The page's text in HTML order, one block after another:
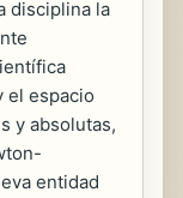
disciplina la
el espacio
y absolutas,
entidad